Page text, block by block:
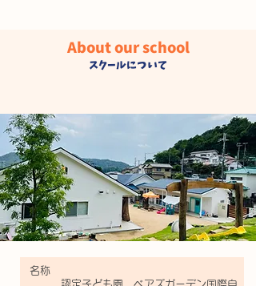
About our school
スクールについて
名称